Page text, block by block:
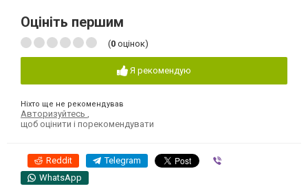
Оцініть першим
(0 оцінок)
Я рекомендую
Ніхто ще не рекомендував
Авторизуйтесь ,
щоб оцінити і порекомендувати
Reddit Telegram
WhatsApp